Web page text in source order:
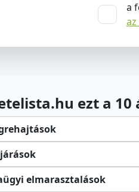
a
ezt a
elmarasztalások